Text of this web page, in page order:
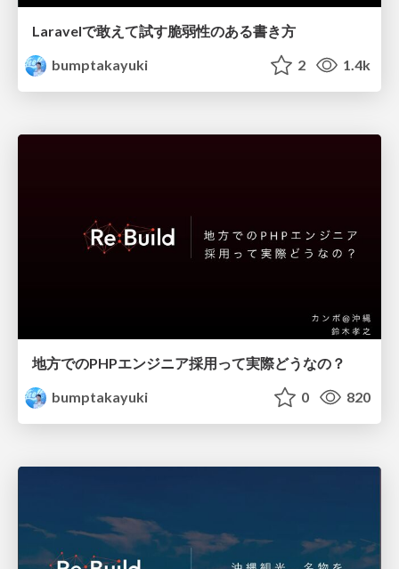
Laravelで敢えて試す脆弱性のある書き方
bumptakayuki
2 1.4k
地方でのPHPエンジニア採用って実際どうなの？
bumptakayuki
0 820